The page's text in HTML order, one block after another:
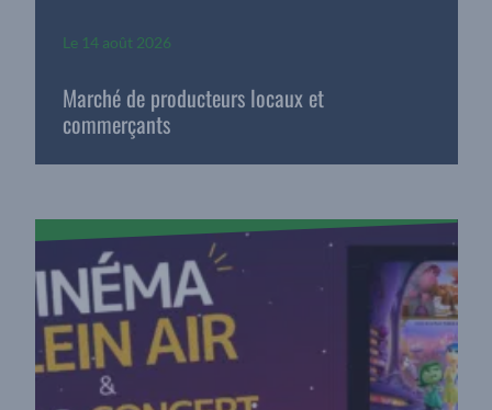
Le 14 août 2026
Marché de producteurs locaux et
commerçants